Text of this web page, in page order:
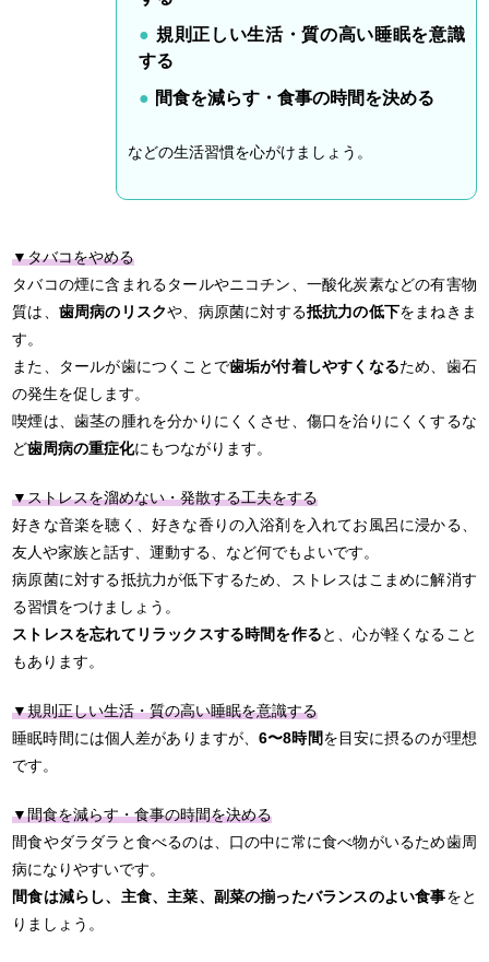
規則正しい生活・質の高い睡眠を意識
する
間食を減らす・食事の時間を決める
などの生活習慣を心がけましょう。
▼タバコをやめる
タバコの煙に含まれるタールやニコチン、一酸化炭素などの有害物
質は、 歯周病のリスクや、病原菌に対する抵抗力の低下をまねきま
す。
また、タールが歯につくことで歯垢が付着しやすくなるため、歯石
の発生を促します。
喫煙は、歯茎の腫れを分かりにくくさせ、傷口を治りにくくするな
ど歯周病の重症化にもつながります。
▼ストレスを溜めない・発散する工夫をする
好きな音楽を聴く、好きな香りの入浴剤を入れてお風呂に浸かる、
友人や家族と話す、運動する、など何でもよいです。
病原菌に対する抵抗力が低下するため、ストレスはこまめに解消す
る習慣をつけましょう。
ストレスを忘れてリラックスする時間を作ると、心が軽くなること
もあります。
▼規則正しい生活・質の高い睡眠を意識する
睡眠時間には個人差がありますが、6〜8時間を目安に摂るのが理想
です。
▼間食を減らす・食事の時間を決める
間食やダラダラと食べるのは、口の中に常に食べ物がいるため歯周
病になりやすいです。
間食は減らし、主食、主菜、副菜の揃ったバランスのよい食事をと
りましょう。